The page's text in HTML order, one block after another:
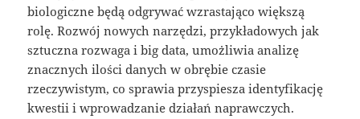
biologiczne będą odgrywać wzrastająco większą
rolę. Rozwój nowych narzędzi, przykładowych jak
sztuczna rozwaga i big data, umożliwia analizę
znacznych ilości danych w obrębie czasie
rzeczywistym, co sprawia przyspiesza identyfikację
kwestii i wprowadzanie działań naprawczych.